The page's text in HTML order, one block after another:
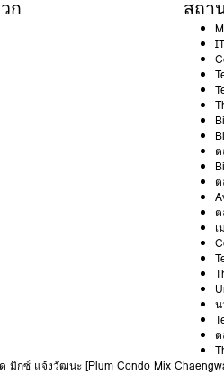
ก สถา
มิกซ์ แจ้งวัฒนะ [Plum Condo Mix